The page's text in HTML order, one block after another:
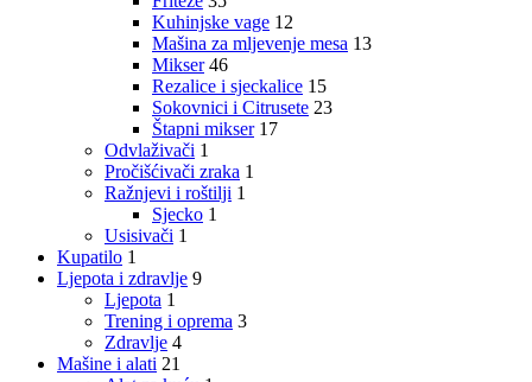
Kuhinjske vage 12
Mašina za mljevenje mesa 13
Mikser 46
Rezalice i sjeckalice 15
Sokovnici i Citrusete 23
Štapni mikser 17
Odvlaživači 1
Pročišćivači zraka 1
Ražnjevi i roštilji 1
Sjecko 1
Usisivači 1
Kupatilo 1
Ljepota i zdravlje 9
Ljepota 1
Trening i oprema 3
Zdravlje 4
Mašine i alati 21